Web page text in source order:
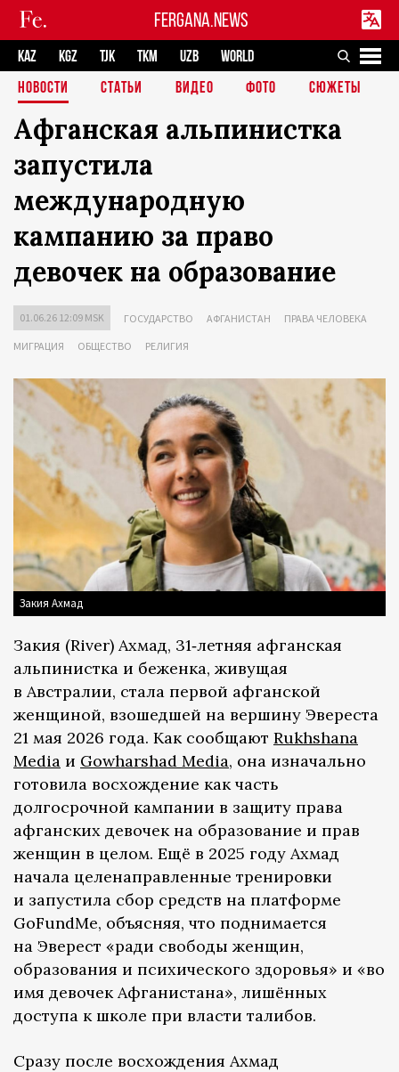
FERGANA.NEWS
KAZ KGZ TJK TKM UZB
WORLD
НОВОСТИ
СТАТЬИ ВИДЕО ФОТО СЮЖЕТЫ
Афганская альпинистка
запустила
международную
кампанию за право
девочек на образование
01.06.26 12:09 MSK ГОСУДАРСТВО АФГАНИСТАН ПРАВА ЧЕЛОВЕКА
МИГРАЦИЯ ОБЩЕСТВО РЕЛИГИЯ
Закия Ахмад
Закия (River) Ахмад, 31‑летняя афганская
альпинистка и беженка, живущая
в Австралии, стала первой афганской
женщиной, взошедшей на вершину Эвереста
21 мая 2026 года. Как сообщают Rukhshana
Media и Gowharshad Media, она изначально
готовила восхождение как часть
долгосрочной кампании в защиту права
афганских девочек на образование и прав
женщин в целом. Ещё в 2025 году Ахмад
начала целенаправленные тренировки
и запустила сбор средств на платформе
GoFundMe, объясняя, что поднимается
на Эверест «ради свободы женщин,
образования и психического здоровья» и «во
имя девочек Афганистана», лишённых
доступа к школе при власти талибов.
Сразу после восхождения Ахмад